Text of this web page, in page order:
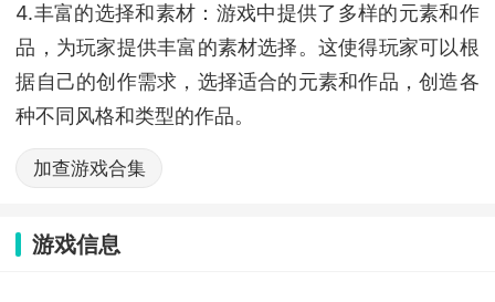
4.丰富的选择和素材：游戏中提供了多样的元素和作
品，为玩家提供丰富的素材选择。这使得玩家可以根
据自己的创作需求，选择适合的元素和作品，创造各
种不同风格和类型的作品。
加查游戏合集
游戏信息